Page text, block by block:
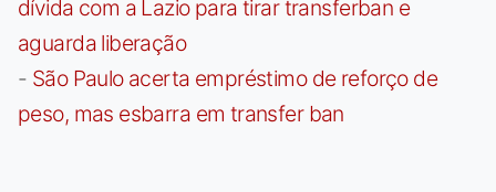
dívida com a Lazio para tirar transferban e
aguarda liberação
- São Paulo acerta empréstimo de reforço de
peso, mas esbarra em transfer ban